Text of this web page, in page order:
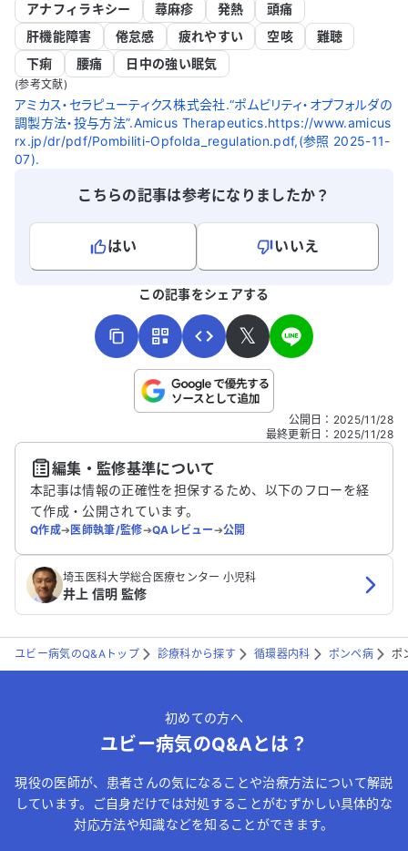
アナフィラキシー
蕁麻疹 発熱
頭痛
肝機能障害
倦怠感 疲れやすい 空咳
難聴
下痢
腰痛 日中の強い眠気
(参考文献)
アミカス・セラピューティクス株式会社.“ポムビリティ・オプフォルダの
調製方法・投与方法”.Amicus Therapeutics.https://www.amicus
rx.jp/dr/pdf/Pombiliti-Opfolda_regulation.pdf,(参照 2025-11-
07).
こちらの記事は参考になりましたか？
はい
いいえ
こちらは送信専用のフォームです。氏名やご自身の病気の詳細な
送信する
この記事をシェアする
𝕏
公開日 ： 2025/11/28
最終更新日 ： 2025/11/28
編集・監修基準について
本記事は情報の正確性を担保するため、以下のフローを経
て作成・公開されています。
Q作成➔医師執筆/監修➔QAレビュー➔公開
埼玉医科大学総合医療センター 小児科
井上 信明 監修
ユビー病気のQ&Aトップ 診療科から探す 循環器内科 ポンペ病 ポ
初めての方へ
ユビー病気のQ&Aとは？
現役の医師が、患者さんの気になることや治療方法について解説
しています。ご自身だけでは対処することがむずかしい具体的な
対応方法や知識などを知ることができます。